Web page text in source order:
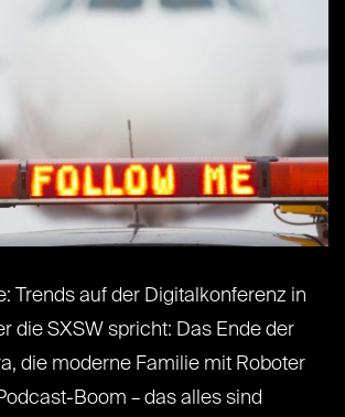
Trends auf der Digitalkonferenz in
die SXSW spricht: Das Ende der
die moderne Familie mit Roboter
Boom – das alles sind